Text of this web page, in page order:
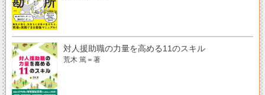
対人援助職の力量を高める11のスキル
荒木 篤＝著